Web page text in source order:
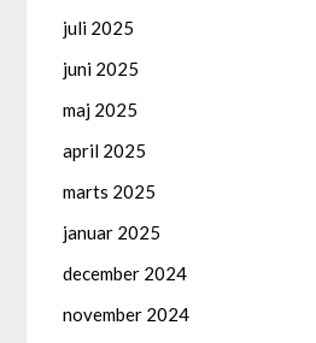
juli 2025
juni 2025
maj 2025
april 2025
marts 2025
januar 2025
december 2024
november 2024